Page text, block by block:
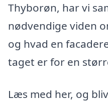
Thyborøn, har vi
nødvendige viden
og hvad en
taget er for en
Læs med her, og